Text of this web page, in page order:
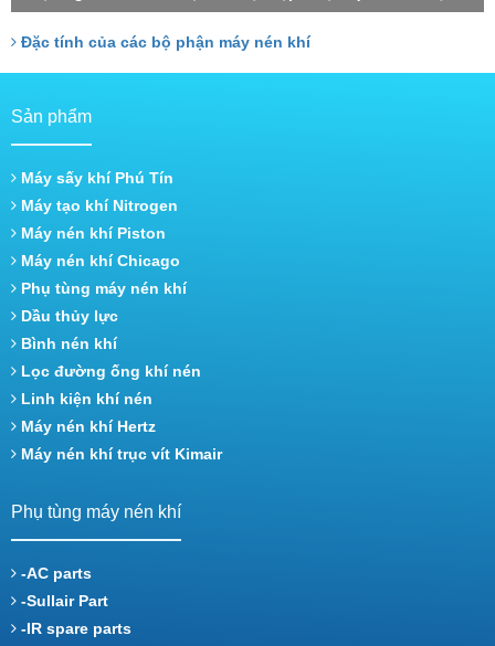
thấp, thất thoát nhỏ, Hai cấp trục vít đảm nhận với công
xuất tương đồng, do đó chịu lực nhỏ, tuổi thọ cao.
Đặc tính của các bộ phận máy nén khí
Sản phẩm
Máy sấy khí Phú Tín
Máy tạo khí Nitrogen
Máy nén khí Piston
Máy nén khí Chicago
Phụ tùng máy nén khí
Dầu thủy lực
Bình nén khí
Lọc đường ống khí nén
Linh kiện khí nén
Máy nén khí Hertz
Máy nén khí trục vít Kimair
Phụ tùng máy nén khí
-AC parts
-Sullair Part
-IR spare parts